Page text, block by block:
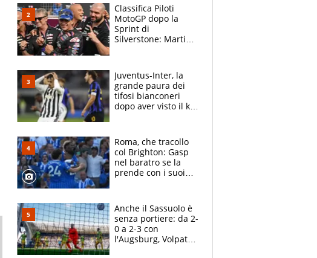
Classifica Piloti
MotoGP dopo la
Sprint di
Silverstone: Martin
Marquez
Juventus-Inter, la
grande paura dei
tifosi bianconeri
dopo aver visto il ko
Roma, che tracollo
col Brighton: Gasp
nel baratro se la
prende con i suoi
Anche il Sassuolo è
senza portiere: da 2-
0 a 2-3 con
l'Augsburg, Volpato